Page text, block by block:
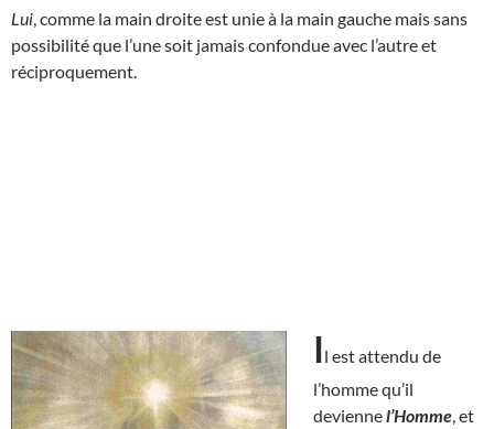
Lui , comme la main droite est unie à la main gauche mais sans
possibilité que l’une soit jamais confondue avec l’autre et
réciproquement.
Il est attendu de
l’homme qu’il
deviennel’Homme , et